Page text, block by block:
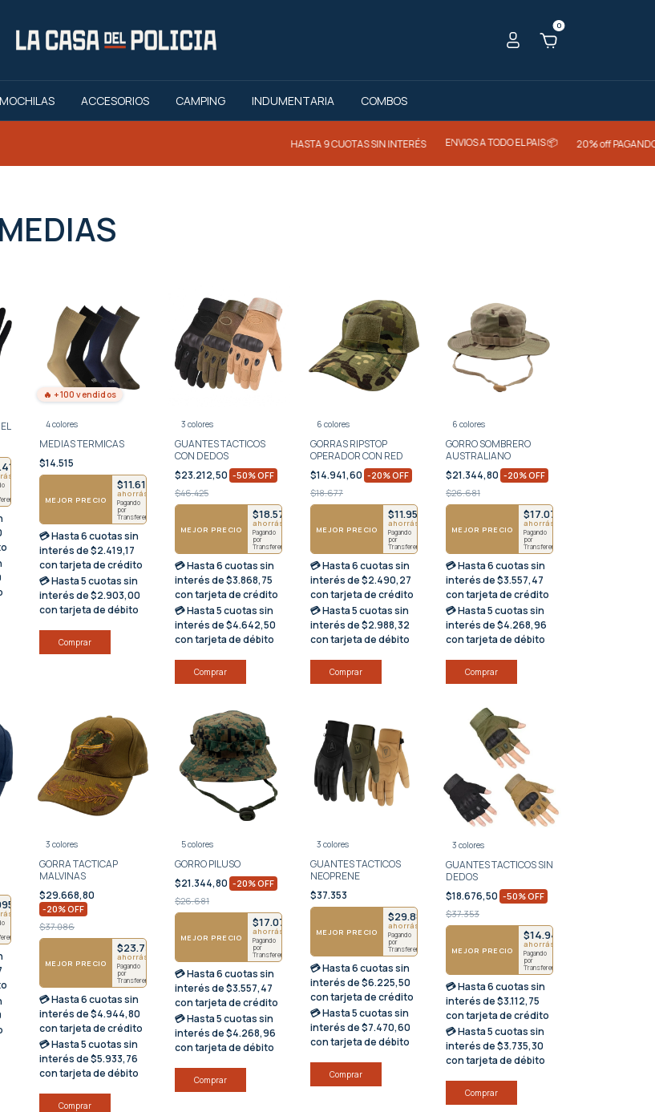
0
MOCHILAS ACCESORIOS CAMPING INDUMENTARIA COMBOS
HASTA 9 CUOTAS SIN INTERÉS ENVIOS A TODO EL PAIS 📦 20% off PAGANDO CON
$3103
🔥 +100 vendidos
4 colores
MEDIAS TERMICAS
$14.515
MEJOR PRECIO
$11.612
ahorrás $2903
Pagando
por
Transferencia
💳 Hasta6 cuotas sin
interésde $2.419,17
con tarjeta de crédito
💳 Hasta5 cuotas sin
interésde $2.903,00
con tarjeta de débito
Comprar
3 colores
GUANTES TACTICOS
CON DEDOS
$23.212,50 -50%OFF
$46.425
MEJOR PRECIO
$18.570
ahorrás $4643
Pagando
por
Transferencia
💳 Hasta6 cuotas sin
interésde $3.868,75
con tarjeta de crédito
💳 Hasta5 cuotas sin
interésde $4.642,50
con tarjeta de débito
Comprar
6 colores
GORRAS RIPSTOP
OPERADOR CON RED
$14.941,60 -20%OFF
$18.677
MEJOR PRECIO
$11.954
ahorrás $2988
Pagando
por
Transferencia
💳 Hasta6 cuotas sin
interésde $2.490,27
con tarjeta de crédito
💳 Hasta5 cuotas sin
interésde $2.988,32
con tarjeta de débito
Comprar
6 colores
GORRO SOMBRERO
AUSTRALIANO
$21.344,80 -20%OFF
$26.681
MEJOR PRECIO
$17.076
ahorrás $4269
Pagando
por
Transferencia
💳 Hasta6 cuotas sin
interésde $3.557,47
con tarjeta de crédito
💳 Hasta5 cuotas sin
interésde $4.268,96
con tarjeta de débito
Comprar
$1249
3 colores
GORRA TACTICAP
MALVINAS
$29.668,80
-20%OFF
$37.086
MEJOR PRECIO
$23.735
ahorrás $5934
Pagando
por
Transferencia
💳 Hasta6 cuotas sin
interésde $4.944,80
con tarjeta de crédito
💳 Hasta5 cuotas sin
interésde $5.933,76
con tarjeta de débito
Comprar
5 colores
GORRO PILUSO
$21.344,80 -20%OFF
$26.681
MEJOR PRECIO
$17.076
ahorrás $4269
Pagando
por
Transferencia
💳 Hasta6 cuotas sin
interésde $3.557,47
con tarjeta de crédito
💳 Hasta5 cuotas sin
interésde $4.268,96
con tarjeta de débito
Comprar
3 colores
GUANTES TACTICOS
NEOPRENE
$37.353
MEJOR PRECIO
$29.882
ahorrás $7471
Pagando
por
Transferencia
💳 Hasta6 cuotas sin
interésde $6.225,50
con tarjeta de crédito
💳 Hasta5 cuotas sin
interésde $7.470,60
con tarjeta de débito
Comprar
3 colores
GUANTES TACTICOS SIN
DEDOS
$18.676,50 -50%OFF
$37.353
MEJOR PRECIO
$14.942
ahorrás $3735
Pagando
por
Transferencia
💳 Hasta6 cuotas sin
interésde $3.112,75
con tarjeta de crédito
💳 Hasta5 cuotas sin
interésde $3.735,30
con tarjeta de débito
Comprar